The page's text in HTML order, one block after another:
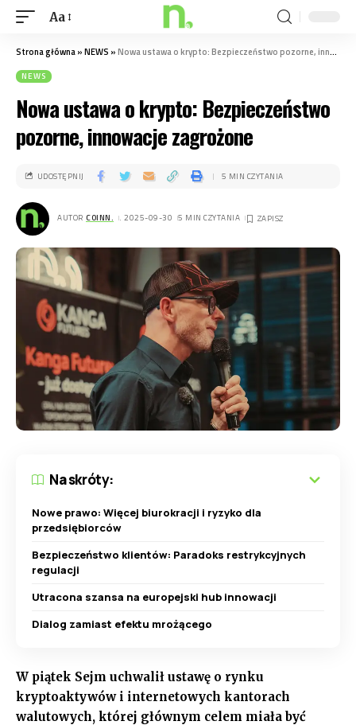
Aa
Strona główna»NEWS »Nowa ustawa o krypto: Bezpieczeństwo pozorne, innowacje zagrożone
NEWS
Nowa ustawa o krypto: Bezpieczeństwo
pozorne, innowacje zagrożone
AUTOR COINN. . 2025-09-30 5 MIN CZYTANIA
UDOSTĘPNIJ 5 MIN CZYTANIA
Na skróty:
Nowe prawo: Więcej biurokracji i ryzyko dla
przedsiębiorców
Bezpieczeństwo klientów: Paradoks restrykcyjnych
regulacji
Utracona szansa na europejski hub innowacji
Dialog zamiast efektu mrożącego
W piątek Sejm uchwalił ustawę o rynku
kryptoaktywów i internetowych kantorach
walutowych, której głównym celem miała być